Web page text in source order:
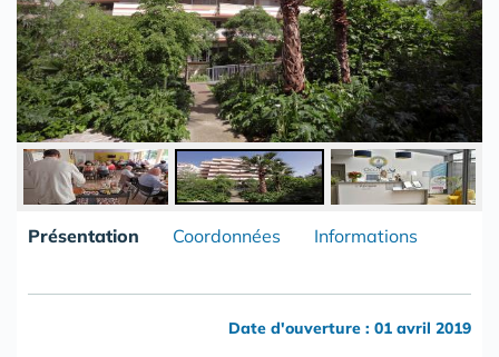
Présentation Coordonnées Informations
Date d'ouverture : 01 avril 2019